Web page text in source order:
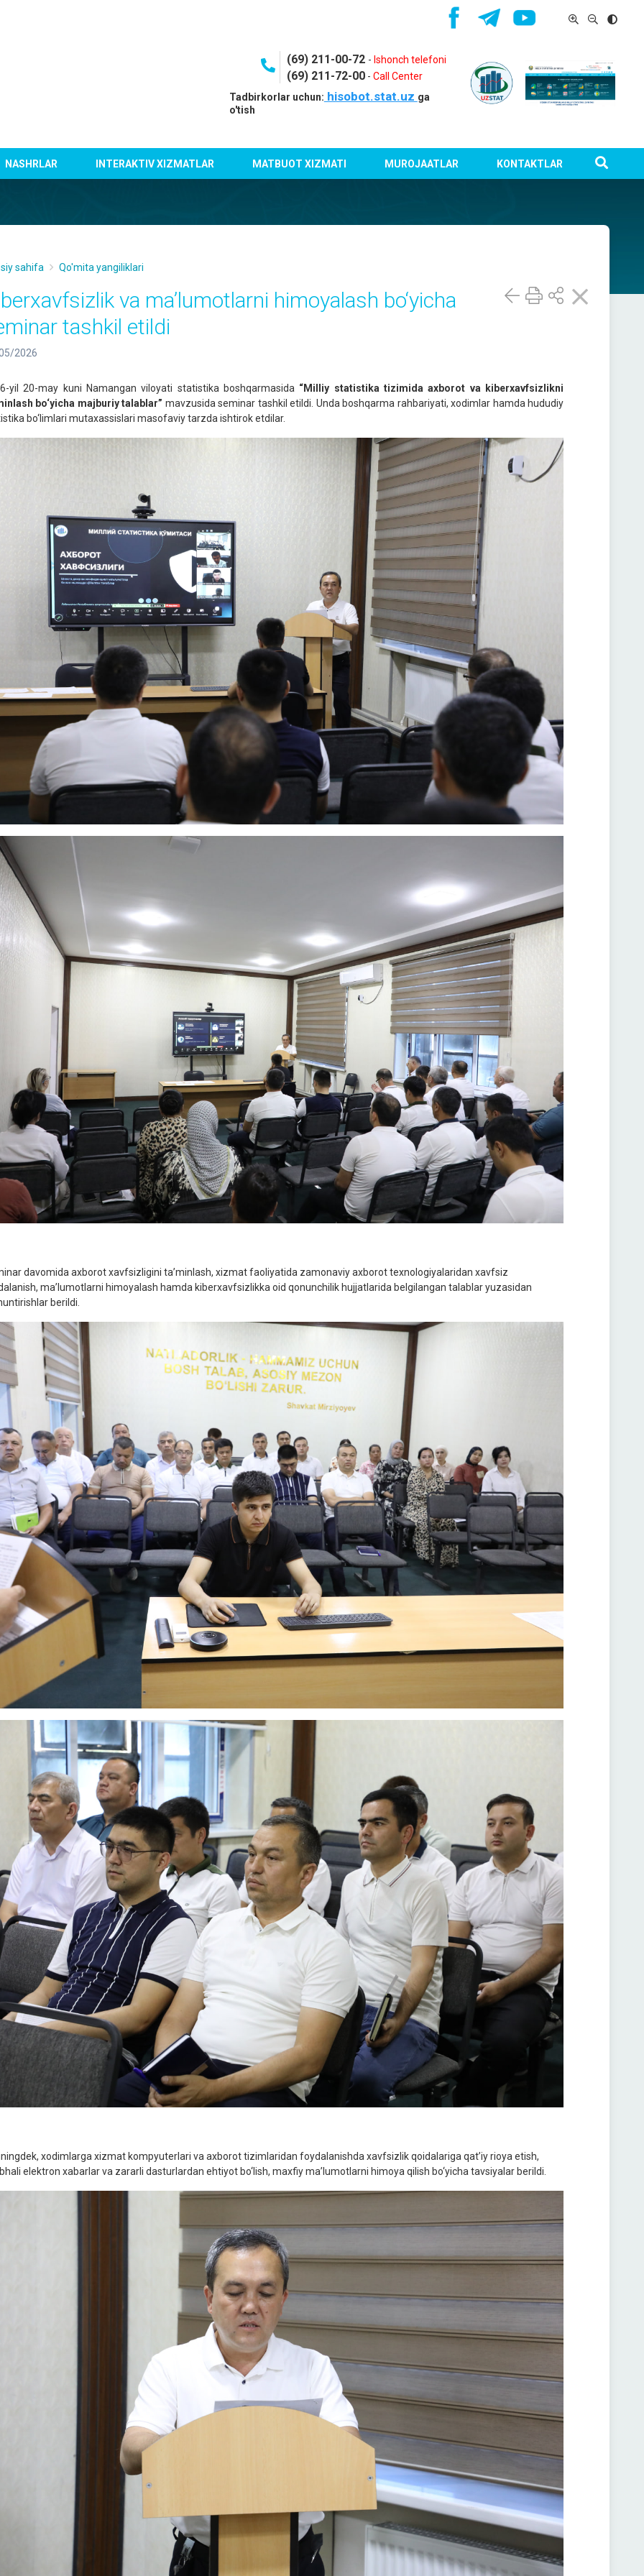
(69) 211-00-72 - Ishonch telefoni
(69) 211-72-00- Call Center
Tadbirkorlar uchun: hisobot.stat.uz ga
o'tish
NASHRLAR INTERAKTIV XIZMATLAR MATBUOT XIZMATI MUROJAATLAR KONTAKTLAR
sahifa Qo'mita yangiliklari
va ma’lumotlarni himoyalash bo‘yicha
tashkil etildi
2026
yil 20-may kuni Namangan viloyati statistika boshqarmasida “Milliy statistika tizimida axborot va kiberxavfsizlikni
bo‘yicha majburiy talablar” mavzusida seminar tashkil etildi. Unda boshqarma rahbariyati, xodimlar hamda hududiy
bo‘limlari mutaxassislari masofaviy tarzda ishtirok etdilar.
davomida axborot xavfsizligini ta’minlash, xizmat faoliyatida zamonaviy axborot texnologiyalaridan xavfsiz
ma’lumotlarni himoyalash hamda kiberxavfsizlikka oid qonunchilik hujjatlarida belgilangan talablar yuzasidan
berildi.
xodimlarga xizmat kompyuterlari va axborot tizimlaridan foydalanishda xavfsizlik qoidalariga qat’iy rioya etish,
elektron xabarlar va zararli dasturlardan ehtiyot bo‘lish, maxfiy ma’lumotlarni himoya qilish bo‘yicha tavsiyalar berildi.